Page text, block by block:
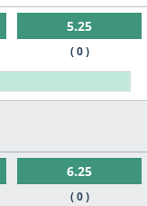
5.25
( 0 )
6.25
( 0 )